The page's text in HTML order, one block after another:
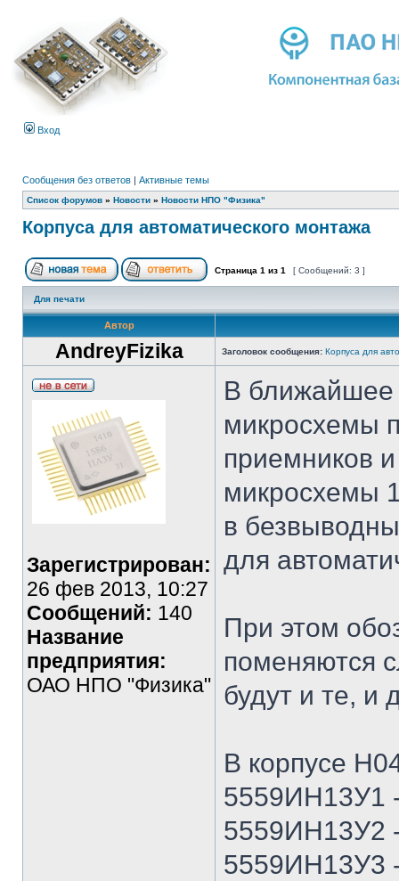
Вход
Сообщения без ответов | Активные темы
Список форумов » Новости » Новости НПО "Физика"
Корпуса для автоматического монтажа
Страница 1 из 1 [ Сообщений: 3 ]
Для печати
Автор
AndreyFizika Заголовок сообщения: Корпуса для
Зарегистрирован:
26 фев 2013, 10:27
Сообщений: 140
Название
предприятия:
ОАО НПО "Физика"
В ближайшее
микросхемы
приемников
микросхемы
в
для
При этом
поменяются
будут и те, и
В корпусе
5559ИН13У1
5559ИН13У2
5559ИН13У3